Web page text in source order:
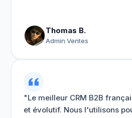
Thomas B.
Admin Ventes
"Le meilleur CRM B2B
et évolutif. Nous l'utilisons